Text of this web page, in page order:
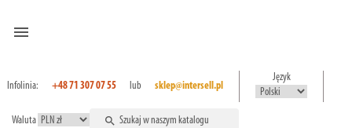
menu
Infolinia: +48 71 307 07 55 lub sklep@intersell.pl
Język
Waluta search